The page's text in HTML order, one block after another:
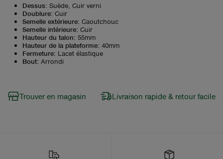
Dessus: Suède, Cuir verni
Doublure: Cuir
Semelle extérieure: Caoutchouc
Semelle intérieure: Cuir
Hauteur du talon: 55mm
Hauteur de la plateforme: 40mm
Fermeture: Lacet élastique
Bout: Arrondi
Trouver en magasin Livraison rapide & retour facile